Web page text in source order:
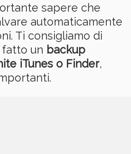
sapere che
automaticamente
Ti consigliamo di
fatto un backup
iTunes o Finder,